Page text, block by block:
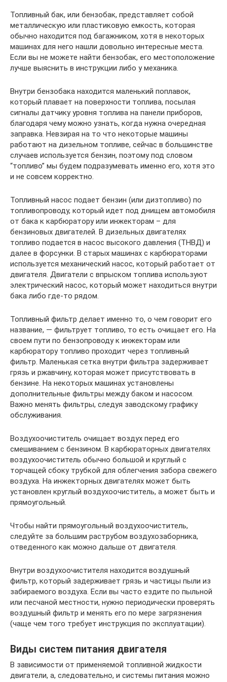
Топливный бак, или бензобак, представляет собой
металлическую или пластиковую емкость, которая
обычно находится под багажником, хотя в некоторых
машинах для него нашли довольно интересные места.
Если вы не можете найти бензобак, его местоположение
лучше выяснить в инструкции либо у механика.
Внутри бензобака находится маленький поплавок,
который плавает на поверхности топлива, посылая
сигналы датчику уровня топлива на панели приборов,
благодаря чему можно узнать, когда нужна очередная
заправка. Невзирая на то что некоторые машины
работают на дизельном топливе, сейчас в большинстве
случаев используется бензин, поэтому под словом
“топливо” мы будем подразумевать именно его, хотя это
и не совсем корректно.
Топливный насос подает бензин (или дизтопливо) по
топливопроводу, который идет под днищем автомобиля
от бака к карбюратору или инжекторам – для
бензиновых двигателей. В дизельных двигателях
топливо подается в насос высокого давления (ТНВД) и
далее в форсунки. В старых машинах с карбюраторами
используется механический насос, который работает от
двигателя. Двигатели с впрыском топлива используют
электрический насос, который может находиться внутри
бака либо где-то рядом.
Топливный фильтр делает именно то, о чем говорит его
название, — фильтрует топливо, то есть очищает его. На
своем пути по бензопроводу к инжекторам или
карбюратору топливо проходит через топливный
фильтр. Маленькая сетка внутри фильтра задерживает
грязь и ржавчину, которая может присутствовать в
бензине. На некоторых машинах установлены
дополнительные фильтры между баком и насосом.
Важно менять фильтры, следуя заводскому графику
обслуживания.
Воздухоочиститель очищает воздух перед его
смешиванием с бензином. В карбюраторных двигателях
воздухоочиститель обычно большой и круглый с
торчащей сбоку трубкой для облегчения забора свежего
воздуха. На инжекторных двигателях может быть
установлен круглый воздухоочиститель, а может быть и
прямоугольный.
Чтобы найти прямоугольный воздухоочиститель,
следуйте за большим раструбом воздухозаборника,
отведенного как можно дальше от двигателя.
Внутри воздухоочистителя находится воздушный
фильтр, который задерживает грязь и частицы пыли из
забираемого воздуха. Если вы часто ездите по пыльной
или песчаной местности, нужно периодически проверять
воздушный фильтр и менять его по мере загрязнения
(чаще чем того требует инструкция по эксплуатации).
Виды систем питания двигателя
В зависимости от применяемой топливной жидкости
двигатели, а, следовательно, и системы питания можно